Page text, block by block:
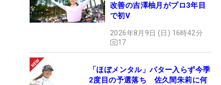
改善の吉澤柚月がプロ3年目
で初V
2026年8月9日 (日) 16時42分
17
「ほぼメンタル」パター入らず今季
2度目の予選落ち 佐久間朱莉に何